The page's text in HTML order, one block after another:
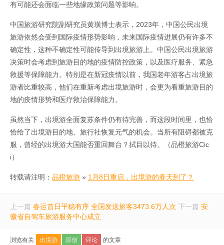
有可能还会面临一些地缘政策问题等影响。
中国旅游研究院副研究员黄璜博士表示，2023年，中国公民出境
旅游依然会受到国际疫情形势影响，未来国际疫情进展仍有许多不
确定性，这种不确定性可能传导到出境旅游上。中国公民出境旅游
决策时会考虑到旅游目的地的疫情防控政策，以及医疗服务、紧急
救援等保障能力。特别是在新冠疫情以前，我国老年游客占出境旅
游者比重较高，他们在重新考虑出境旅游时，会更为看重旅游目的
地的疫情形势和医疗救治保障能力。
虽然当下，出境游全面复苏条件仍有待完善，而这段时间里，也恰
恰给了出境游目的地、旅行社恢复元气的机会。当所有阻碍都被克
服，曾经的出境游大国能否重回舞台？拭目以待。（品橙旅游Cic
i）
转载请注明： 品橙旅游 » 1月8日重启，出境游的春天到了？
上一篇 春运首日平稳有序 全国发送旅客3473.6万人次 下一篇 安
徽省自驾车旅游服务中心成立
浏览有关 出境游 原创 评论 的文章